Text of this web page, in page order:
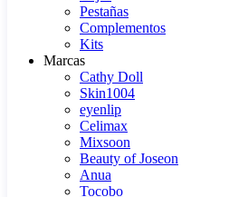
Pestañas
Complementos
Kits
Marcas
Cathy Doll
Skin1004
eyenlip
Celimax
Mixsoon
Beauty of Joseon
Anua
Tocobo